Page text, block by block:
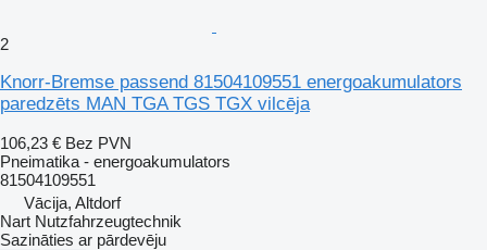
2
Knorr-Bremse passend 81504109551 energoakumulators
paredzēts MAN TGA TGS TGX vilcēja
106,23 € Bez PVN
Pneimatika - energoakumulators
81504109551
Vācija, Altdorf
Nart Nutzfahrzeugtechnik
Sazināties ar pārdevēju